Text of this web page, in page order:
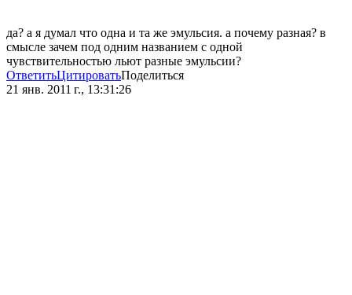
да? а я думал что одна и та же эмульсия. а почему разная? в
смысле зачем под одним названием с одной
чувствительностью льют разные эмульсии?
ОтветитьЦитироватьПоделиться
21 янв. 2011 г., 13:31:26